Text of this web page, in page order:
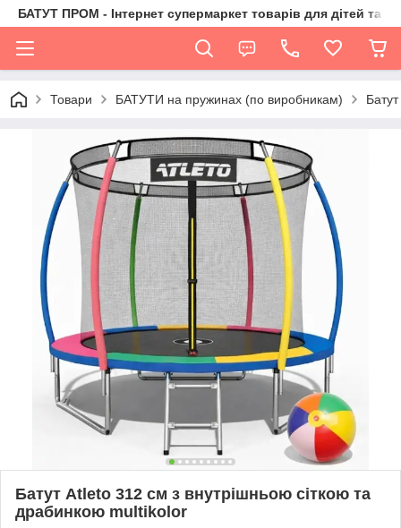
БАТУТ ПРОМ - Інтернет супермаркет товарів для дітей та їх
Товари БАТУТИ на пружинах (по виробникам)
Батут Atleto 312 см з внутрішньою сіткою та
драбинкою multikolor